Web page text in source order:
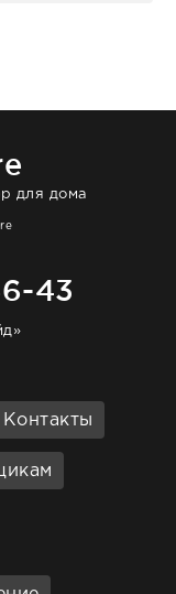
-
день к
для дома
43
Контакты